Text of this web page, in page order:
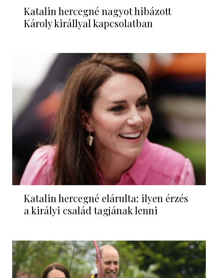
Katalin hercegné nagyot hibázott
Károly királlyal kapcsolatban
Katalin hercegné elárulta: ilyen érzés
a királyi család tagjának lenni